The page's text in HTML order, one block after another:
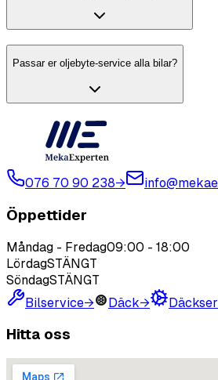
Passar er oljebyte-service alla bilar?
076 70 90 238→
Öppettider
Måndag - Fredag09:00 - 18:00
LördagSTÄNGT
SöndagSTÄNGT
Bilservice→ Däck→
Hitta oss